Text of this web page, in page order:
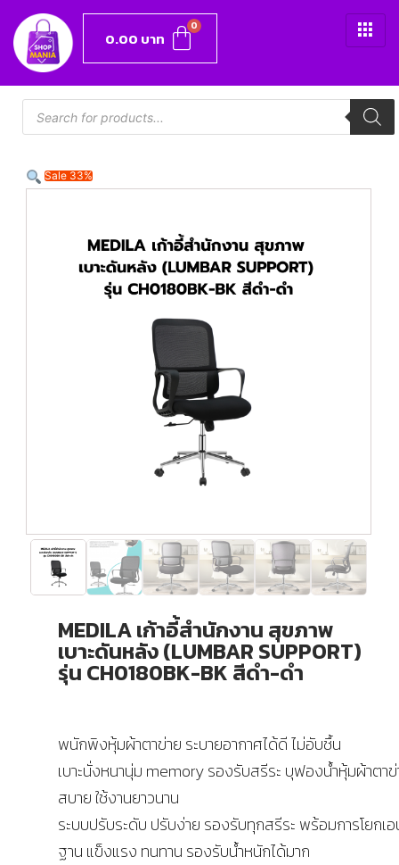
0.00 บาท
Sale 33%
MEDILA เก้าอี้สำนักงาน สุขภาพ
เบาะดันหลัง (LUMBAR SUPPORT)
รุ่น CH0180BK-BK สีดำ-ดำ
พนักพิงหุ้มผ้าตาข่าย ระบายอากาศได้ดี ไม่อับชื้น
เบาะนั่งหนานุ่ม memory รองรับสรีระ บุฟองน้ำหุ้มผ้าตา
สบาย ใช้งานยาวนาน
ระบบปรับระดับ ปรับง่าย รองรับทุกสรีระ พร้อมการโยกเ
ฐาน แข็งแรง ทนทาน รองรับน้ำหนักได้มาก